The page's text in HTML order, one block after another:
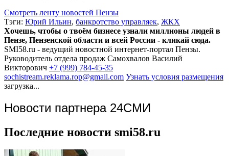
Смотреть ленту новостей Пензы
Тэги: Юрий Ильин, банкротство управляек, ЖКХ
Хочешь, чтобы о твоём бизнесе узнали миллионы людей в
Пензе, Пензенской области и всей России - кликай сюда.
SMI58.ru - ведущий новостной интернет-портал Пензы.
Руководитель отдела продаж Самохвалов Василий
Викторович +7 (999) 784-45-35
sochistream.reklama.rop@gmail.com Узнать условия размещения
загрузка...
Новости партнера 24СМИ
Последние новости smi58.ru